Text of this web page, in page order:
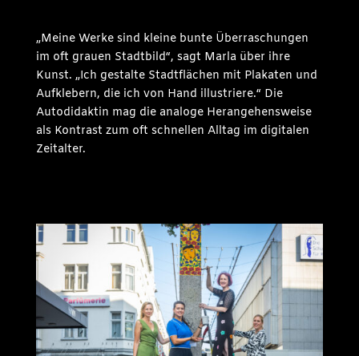
„Meine Werke sind kleine bunte Überraschungen
im oft grauen Stadtbild“, sagt Marla über ihre
Kunst. „Ich gestalte Stadtflächen mit Plakaten und
Aufklebern, die ich von Hand illustriere.“ Die
Autodidaktin mag die analoge Herangehensweise
als Kontrast zum oft schnellen Alltag im digitalen
Zeitalter.